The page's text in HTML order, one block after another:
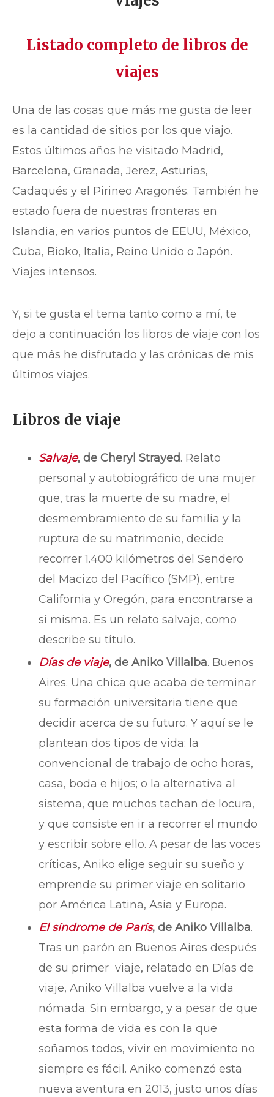
Listado completo de libros de
viajes
Una de las cosas que más me gusta de leer
es la cantidad de sitios por los que viajo.
Estos últimos años he visitado Madrid,
Barcelona, Granada, Jerez, Asturias,
Cadaqués y el Pirineo Aragonés. También he
estado fuera de nuestras fronteras en
Islandia, en varios puntos de EEUU, México,
Cuba, Bioko, Italia, Reino Unido o Japón.
Viajes intensos.
Y, si te gusta el tema tanto como a mí, te
dejo a continuación los libros de viaje con los
que más he disfrutado y las crónicas de mis
últimos viajes.
Libros de viaje
Salvaje, de Cheryl Strayed. Relato
personal y autobiográfico de una mujer
que, tras la muerte de su madre, el
desmembramiento de su familia y la
ruptura de su matrimonio, decide
recorrer 1.400 kilómetros del Sendero
del Macizo del Pacífico (SMP), entre
California y Oregón, para encontrarse a
sí misma. Es un relato salvaje, como
describe su título.
Días de viaje, de Aniko Villalba. Buenos
Aires. Una chica que acaba de terminar
su formación universitaria tiene que
decidir acerca de su futuro. Y aquí se le
plantean dos tipos de vida: la
convencional de trabajo de ocho horas,
casa, boda e hijos; o la alternativa al
sistema, que muchos tachan de locura,
y que consiste en ir a recorrer el mundo
y escribir sobre ello. A pesar de las voces
críticas, Aniko elige seguir su sueño y
emprende su primer viaje en solitario
por América Latina, Asia y Europa.
El síndrome de París, de Aniko Villalba.
Tras un parón en Buenos Aires después
de su primer viaje, relatado en Días de
viaje, Aniko Villalba vuelve a la vida
nómada. Sin embargo, y a pesar de que
esta forma de vida es con la que
soñamos todos, vivir en movimiento no
siempre es fácil. Aniko comenzó esta
nueva aventura en 2013, justo unos días